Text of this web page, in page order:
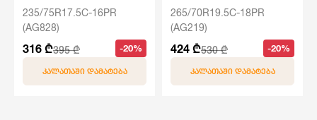
235/75R17.5C-16PR
(AG828)
316 ₾395 ₾ -20%
ᲙᲐᲚᲐᲗᲐᲨᲘ ᲓᲐᲛᲐᲢᲔᲑᲐ
265/70R19.5C-18PR
(AG219)
424 ₾530 ₾ -20%
ᲙᲐᲚᲐᲗᲐᲨᲘ ᲓᲐᲛᲐᲢᲔᲑᲐ